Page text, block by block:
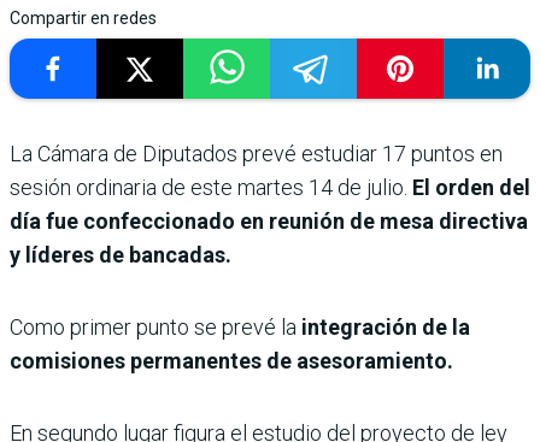
Compartir en redes
La Cámara de Diputados prevé estudiar 17 puntos en
sesión ordinaria de este martes 14 de julio. El orden del
día fue confeccionado en reunión de mesa directiva
y líderes de bancadas.
Como primer punto se prevé la integración de la
comisiones permanentes de asesoramiento.
En segundo lugar figura el estudio del proyecto de ley